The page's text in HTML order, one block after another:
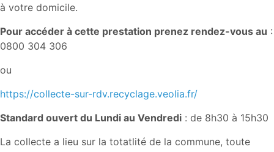
à votre domicile.
Pour accéder à cette prestation prenez rendez-vous au :
0800 304 306
ou
https://collecte-sur-rdv.recyclage.veolia.fr/
Standard ouvert du Lundi au Vendredi : de 8h30 à 15h30
La collecte a lieu sur la totatlité de la commune, toute